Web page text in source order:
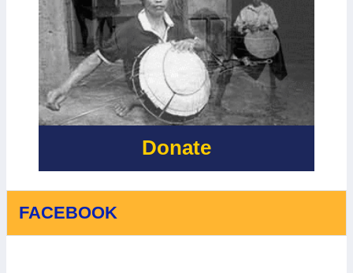
- CÙNG NHÌN
LẠI CHẶNG
ĐƯỜNG ĐẦY
Ý NGHĨA VỚI
SỰ HỖ TRỢ
QUÝ BÁU
CỦA IRISH
AID
TAI DỰA VÀO
CỘNG ĐỒNG
VÀ THÍCH
ỨNG VỚI
BIẾN ĐỔI KHÍ
HẬU
Donate
FACEBOOK